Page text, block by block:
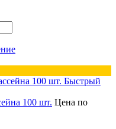
Быстрый
100 шт. Цена по